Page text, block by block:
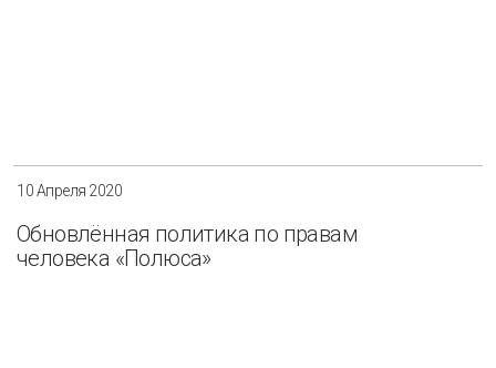
10 Апреля 2020
Обновлённая политика по правам
человека «Полюса»